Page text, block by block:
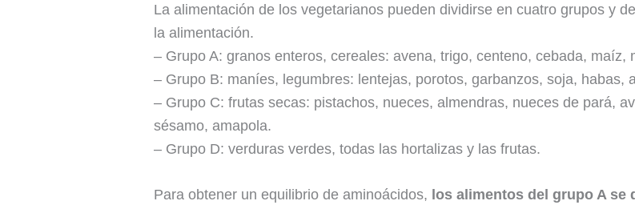
La alimentación de los vegetarianos pueden dividirse en cuatro grupos y
la alimentación.
– Grupo A: granos enteros, cereales: avena, trigo, centeno, cebada, maíz,
– Grupo B: maníes, legumbres: lentejas, porotos, garbanzos, soja, habas,
– Grupo C: frutas secas: pistachos, nueces, almendras, nueces de pará,
sésamo, amapola.
– Grupo D: verduras verdes, todas las hortalizas y las frutas.
Para obtener un equilibrio de aminoácidos, los alimentos del grupo A se